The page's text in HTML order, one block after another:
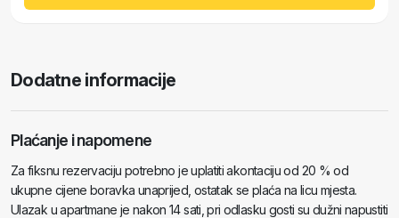
Dodatne informacije
Plaćanje i napomene
Za fiksnu rezervaciju potrebno je uplatiti akontaciju od 20 % od
ukupne cijene boravka unaprijed, ostatak se plaća na licu mjesta.
Ulazak u apartmane je nakon 14 sati, pri odlasku gosti su dužni napustiti